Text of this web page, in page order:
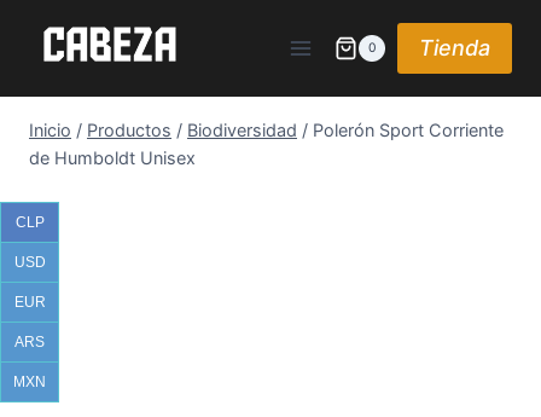
0 Tienda
Inicio / Productos / Biodiversidad / Polerón Sport Corriente
de Humboldt Unisex
CLP
USD
EUR
ARS
MXN